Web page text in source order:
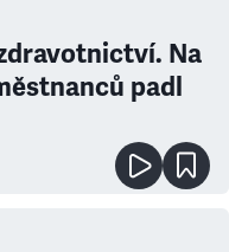
Na
padl